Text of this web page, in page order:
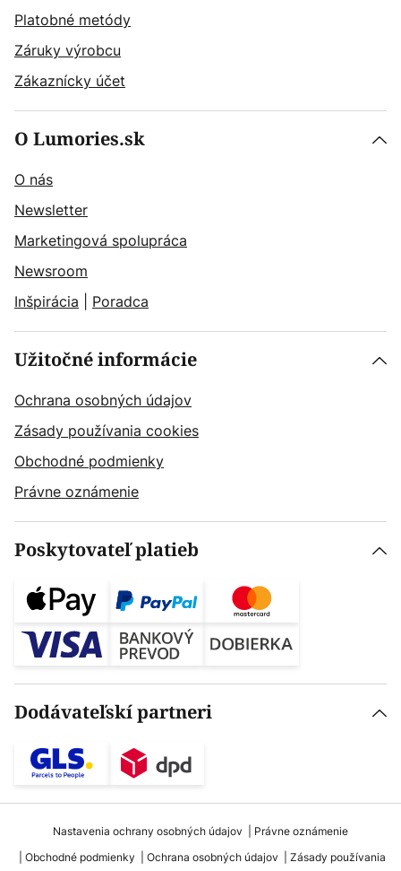
Platobné metódy
Záruky výrobcu
Zákaznícky účet
O Lumories.sk
O nás
Newsletter
Marketingová spolupráca
Newsroom
Inšpirácia
Poradca
Užitočné informácie
Ochrana osobných údajov
Zásady používania cookies
Obchodné podmienky
Právne oznámenie
Poskytovateľ platieb
Dodávateľskí partneri
Nastavenia ochrany osobných údajov
Právne oznámenie
Obchodné podmienky
Ochrana osobných údajov Zásady používania